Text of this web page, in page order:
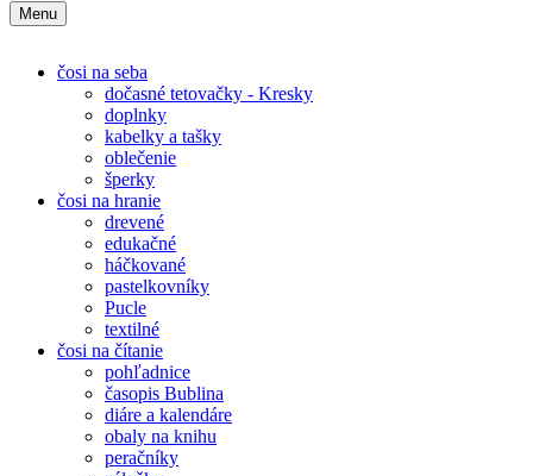
Menu
čosi na seba
dočasné tetovačky - Kresky
doplnky
kabelky a tašky
oblečenie
šperky
čosi na hranie
drevené
edukačné
háčkované
pastelkovníky
Pucle
textilné
čosi na čítanie
pohľadnice
časopis Bublina
diáre a kalendáre
obaly na knihu
peračníky